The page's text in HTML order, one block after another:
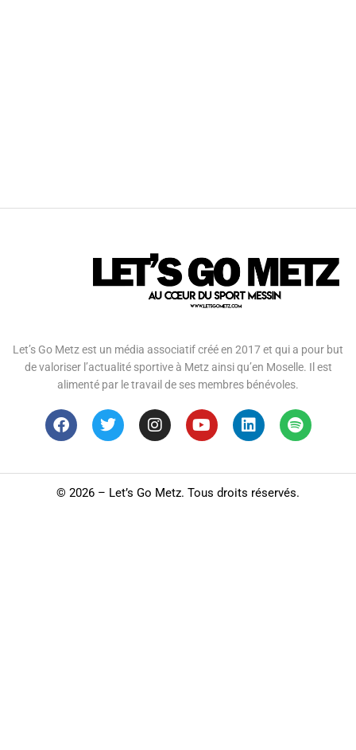
Let’s Go Metz est un média associatif créé en 2017 et qui a pour but
de valoriser l’actualité sportive à Metz ainsi qu’en Moselle. Il est
alimenté par le travail de ses membres bénévoles.
© 2026 – Let’s Go Metz. Tous droits réservés.